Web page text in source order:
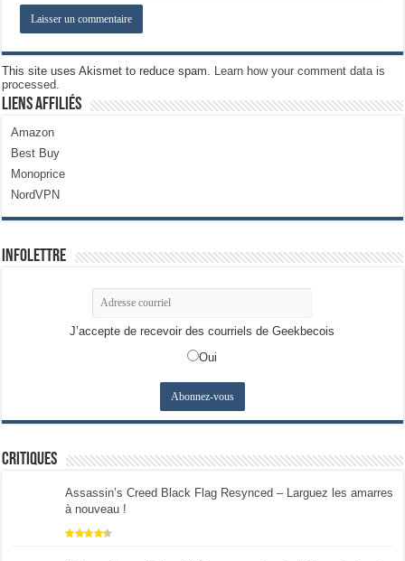
This site uses Akismet to reduce spam. Learn how your comment data is
processed.
Liens Affiliés
Amazon
Best Buy
Monoprice
NordVPN
Infolettre
J’accepte de recevoir des courriels de Geekbecois
Oui
Critiques
Assassin’s Creed Black Flag Resynced – Larguez les amarres
à nouveau !